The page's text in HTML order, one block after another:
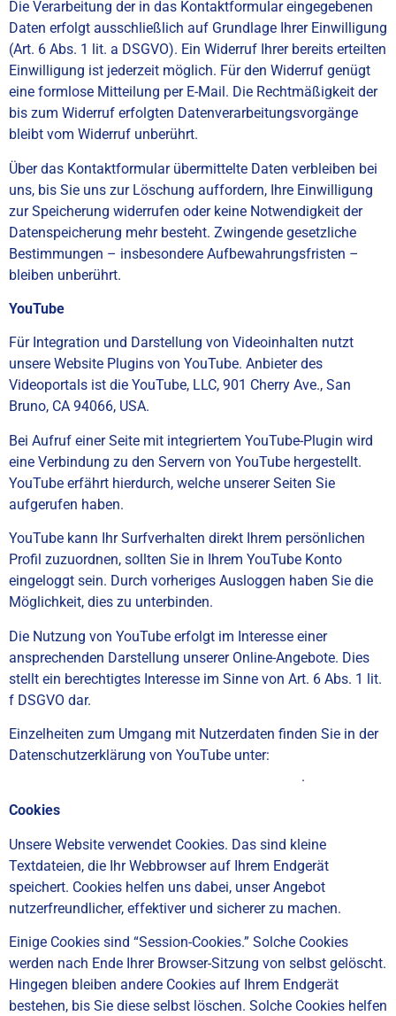
Die Verarbeitung der in das Kontaktformular eingegebenen
Daten erfolgt ausschließlich auf Grundlage Ihrer Einwilligung
(Art. 6 Abs. 1 lit. a DSGVO). Ein Widerruf Ihrer bereits erteilten
Einwilligung ist jederzeit möglich. Für den Widerruf genügt
eine formlose Mitteilung per E-Mail. Die Rechtmäßigkeit der
bis zum Widerruf erfolgten Datenverarbeitungsvorgänge
bleibt vom Widerruf unberührt.
Über das Kontaktformular übermittelte Daten verbleiben bei
uns, bis Sie uns zur Löschung auffordern, Ihre Einwilligung
zur Speicherung widerrufen oder keine Notwendigkeit der
Datenspeicherung mehr besteht. Zwingende gesetzliche
Bestimmungen – insbesondere Aufbewahrungsfristen –
bleiben unberührt.
YouTube
Für Integration und Darstellung von Videoinhalten nutzt
unsere Website Plugins von YouTube. Anbieter des
Videoportals ist die YouTube, LLC, 901 Cherry Ave., San
Bruno, CA 94066, USA.
Bei Aufruf einer Seite mit integriertem YouTube-Plugin wird
eine Verbindung zu den Servern von YouTube hergestellt.
YouTube erfährt hierdurch, welche unserer Seiten Sie
aufgerufen haben.
YouTube kann Ihr Surfverhalten direkt Ihrem persönlichen
Profil zuzuordnen, sollten Sie in Ihrem YouTube Konto
eingeloggt sein. Durch vorheriges Ausloggen haben Sie die
Möglichkeit, dies zu unterbinden.
Die Nutzung von YouTube erfolgt im Interesse einer
ansprechenden Darstellung unserer Online-Angebote. Dies
stellt ein berechtigtes Interesse im Sinne von Art. 6 Abs. 1 lit.
f DSGVO dar.
Einzelheiten zum Umgang mit Nutzerdaten finden Sie in der
Datenschutzerklärung von YouTube unter:
.
Cookies
Unsere Website verwendet Cookies. Das sind kleine
Textdateien, die Ihr Webbrowser auf Ihrem Endgerät
speichert. Cookies helfen uns dabei, unser Angebot
nutzerfreundlicher, effektiver und sicherer zu machen.
Einige Cookies sind “Session-Cookies.” Solche Cookies
werden nach Ende Ihrer Browser-Sitzung von selbst gelöscht.
Hingegen bleiben andere Cookies auf Ihrem Endgerät
bestehen, bis Sie diese selbst löschen. Solche Cookies helfen